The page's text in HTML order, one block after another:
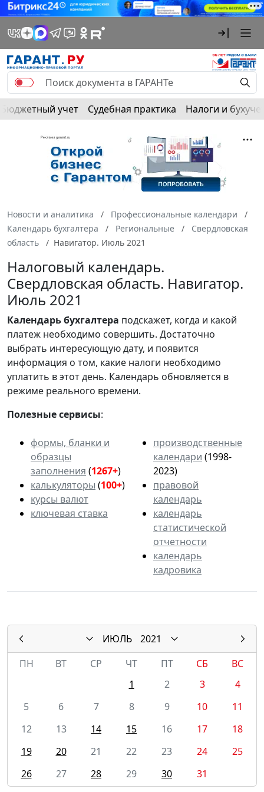
Бюджетный учет Судебная практика Налоги и
Новости и аналитика
Профессиональные календари
Календарь бухгалтера
Региональные
Свердловская
область
Навигатор. Июль 2021
Налоговый календарь.
Свердловская область. Навигатор.
Июль 2021
Календарьбухгалтера подскажет, когда и какой
платеж необходимо совершить. Достаточно
выбрать интересующую дату, и появится
информация о том, какие налоги необходимо
уплатить в этот день. Календарь обновляется в
режиме реального времени.
Полезные сервисы:
формы, бланки и
образцы
заполнения (1267+)
калькуляторы (100+)
курсы валют
ключевая ставка
производственные
календари (1998-
2023)
правовой
календарь
календарь
статистической
отчетности
календарь
кадровика
ИЮЛЬ
2021
ПН
ВТ СР ЧТ ПТ СБ
ВС
1
2 3
4
5
6 7 8 9 10
11
12
13 14 15 16 17
18
19
20 21 22 23 24
25
26
27 28 29 30 31